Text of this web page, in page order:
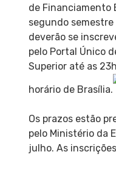
de Financiamento
segundo
deverão se
pelo Portal Único
Superior até as
horário de Brasília.
Os prazos estão
pelo Ministério da
julho. As